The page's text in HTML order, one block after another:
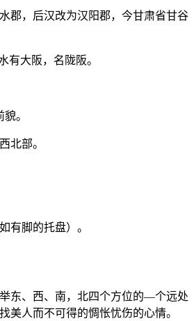
郡，后汉改为汉阳郡，今甘肃省甘谷
有大阪，名陇阪。
。
北部。
有脚的托盘）。
东、西、南，北四个方位的—个远处
美人而不可得的惆怅忧伤的心情。